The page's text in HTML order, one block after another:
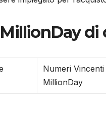
di
Numeri Vincenti
MillionDay